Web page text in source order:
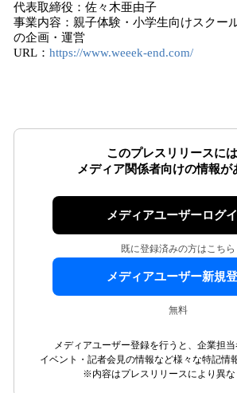
代表取締役：佐々木亜由子
事業内容：親子体験・小学生向けスクー
の企画・運営
URL： https://www.weeek-end.com/
このプレスリリースには
メディア関係者向けの情報が
メディアユーザーログ
既に登録済みの方はこちら
メディアユーザー新規
無料
メディアユーザー登録を行うと、企業担当
イベント・記者会見の情報など様々な特記情
※内容はプレスリリースにより異な